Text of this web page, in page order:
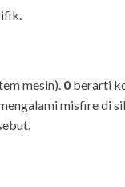
mesin). 0berarti
misfire di